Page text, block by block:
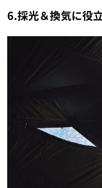
6.採光＆換気に役